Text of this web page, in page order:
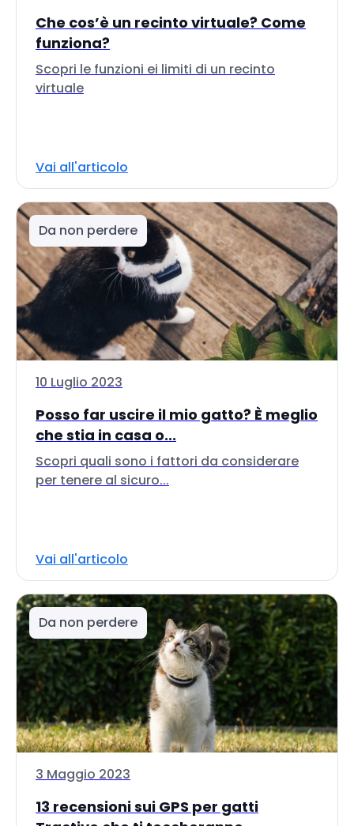
Che cos’è un recinto virtuale? Come
funziona?
Scopri le funzioni ei limiti di un recinto
virtuale
Vai all'articolo
Da non perdere
10 Luglio 2023
Posso far uscire il mio gatto? È meglio
che stia in casa o...
Scopri quali sono i fattori da considerare
per tenere al sicuro...
Vai all'articolo
Da non perdere
3 Maggio 2023
13 recensioni sui GPS per gatti